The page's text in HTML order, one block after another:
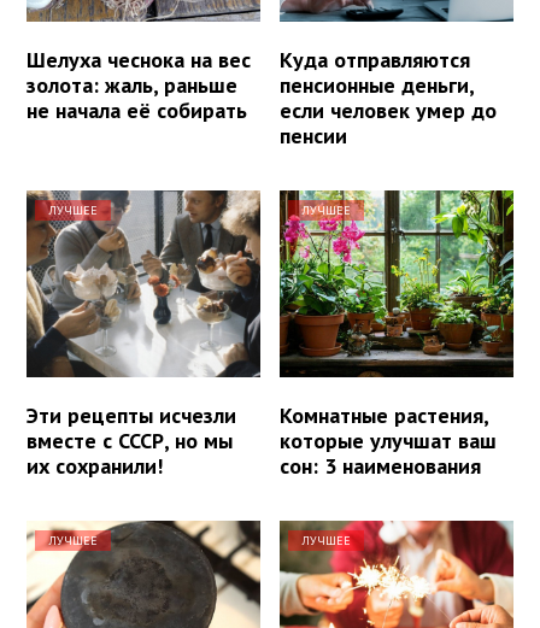
Шелуха чеснока на вес
золота: жаль, раньше
не начала её собирать
Куда отправляются
пенсионные деньги,
если человек умер до
пенсии
ЛУЧШЕЕ
Эти рецепты исчезли
вместе с СССР, но мы
их сохранили!
ЛУЧШЕЕ
Комнатные растения,
которые улучшат ваш
сон: 3 наименования
ЛУЧШЕЕ ЛУЧШЕЕ